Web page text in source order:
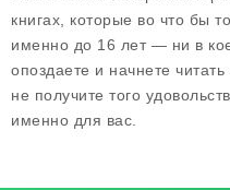
книгах, которые во что бы
именно до 16 лет — ни в
опоздаете и начнете
не получите того
именно для вас.